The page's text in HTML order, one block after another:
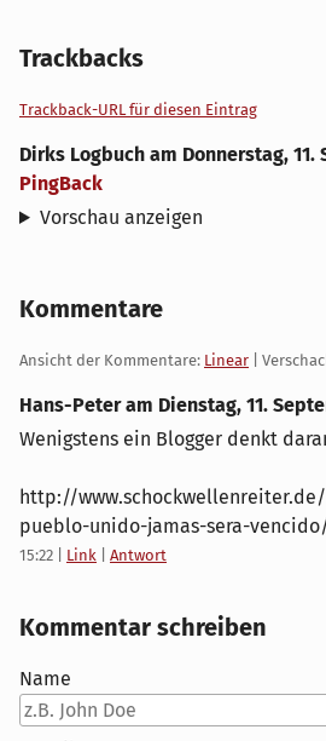
Trackbacks
Trackback-URL für diesen Eintrag
Dirks Logbuch am Donnerstag,
PingBack
Vorschau anzeigen
Kommentare
Ansicht der Kommentare: Linear |
Hans-Peter am Dienstag, 11.
Wenigstens ein Blogger denkt
http://
pueblo-unido-jamas-sera-
15:22 Link Antwort
Kommentar schreiben
Name